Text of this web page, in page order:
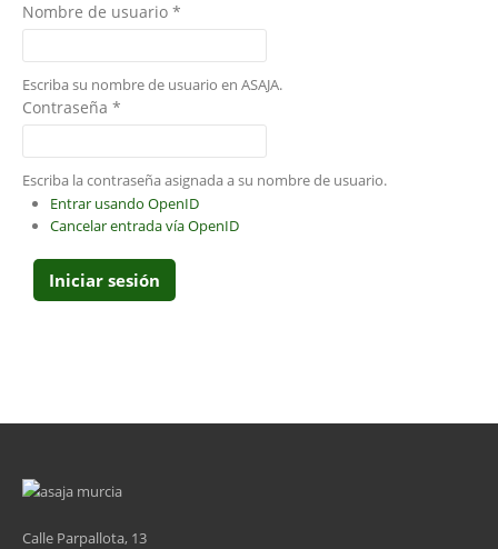
Nombre de usuario *
Escriba su nombre de usuario en ASAJA.
Contraseña *
Escriba la contraseña asignada a su nombre de usuario.
Entrar usando OpenID
Cancelar entrada vía OpenID
Calle Parpallota, 13